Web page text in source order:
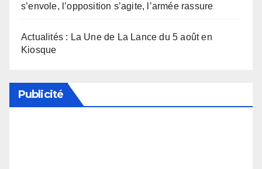
s’envole, l’opposition s’agite, l’armée rassure
Actualités : La Une de La Lance du 5 août en
Kiosque
Publicité